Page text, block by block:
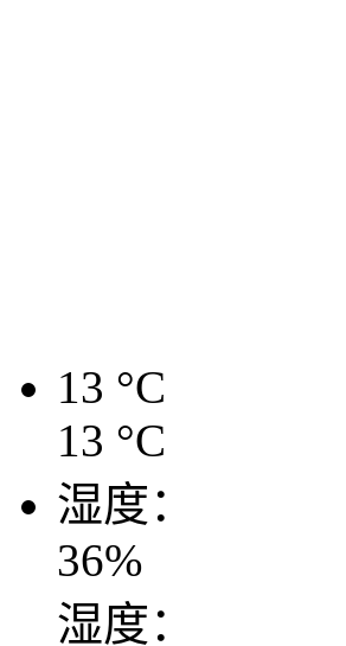
13 °C
13 °C
湿度：
36%
湿度：